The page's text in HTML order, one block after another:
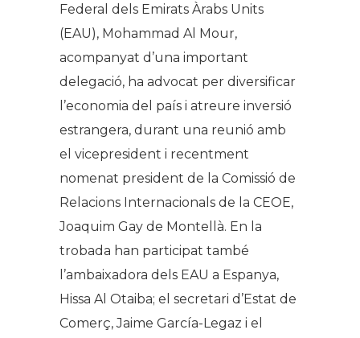
Federal dels Emirats Àrabs Units
(EAU), Mohammad Al Mour,
acompanyat d’una important
delegació, ha advocat per diversificar
l’economia del país i atreure inversió
estrangera, durant una reunió amb
el vicepresident i recentment
nomenat president de la Comissió de
Relacions Internacionals de la CEOE,
Joaquim Gay de Montellà. En la
trobada han participat també
l’ambaixadora dels EAU a Espanya,
Hissa Al Otaiba; el secretari d’Estat de
Comerç, Jaime García-Legaz i el